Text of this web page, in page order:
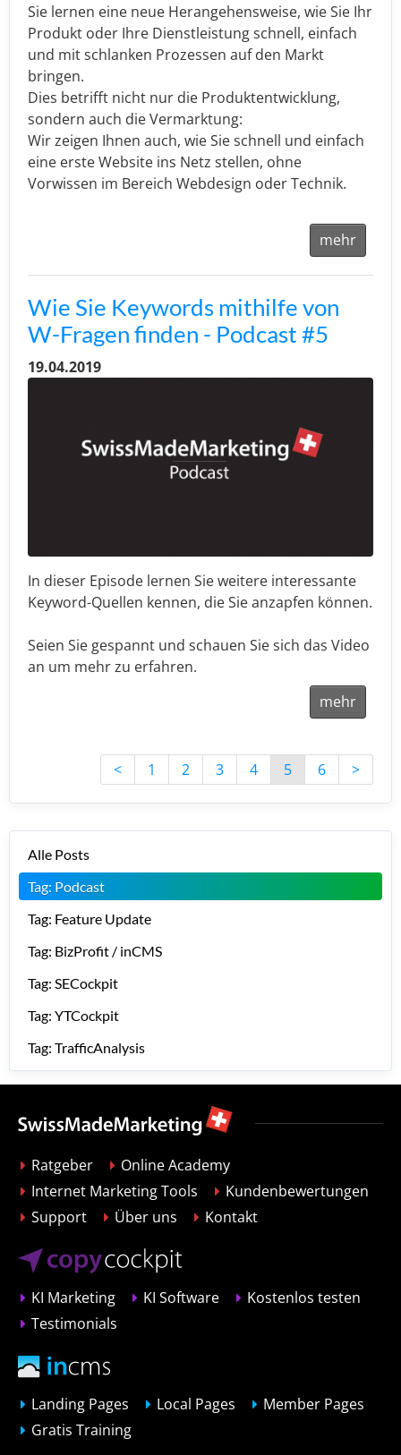
Sie lernen eine neue Herangehensweise, wie Sie Ihr
Produkt oder Ihre Dienstleistung schnell, einfach
und mit schlanken Prozessen auf den Markt
bringen.
Dies betrifft nicht nur die Produktentwicklung,
sondern auch die Vermarktung:
Wir zeigen Ihnen auch, wie Sie schnell und einfach
eine erste Website ins Netz stellen, ohne
Vorwissen im Bereich Webdesign oder Technik.
mehr
Wie Sie Keywords mithilfe von
W-Fragen finden - Podcast #5
19.04.2019
In dieser Episode lernen Sie weitere interessante
Keyword-Quellen kennen, die Sie anzapfen können.
Seien Sie gespannt und schauen Sie sich das Video
an um mehr zu erfahren.
mehr
< 1 2 3 4 5 6 >
Alle Posts
Tag: Podcast
Tag: Feature Update
Tag: BizProfit / inCMS
Tag: SECockpit
Tag: YTCockpit
Tag: TrafficAnalysis
Ratgeber
Online Academy
Internet Marketing Tools
Kundenbewertungen
Support
Über uns Kontakt
KI Marketing KI Software
Kostenlos testen
Testimonials
Landing Pages Local Pages
Member Pages
Gratis Training